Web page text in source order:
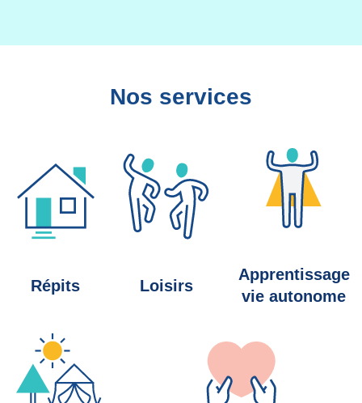
Nos services
Répits Loisirs
Apprentissage
vie autonome